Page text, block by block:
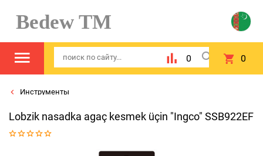
Bedew TM
0 0
Инструменты
Lobzik nasadka agaç kesmek üçin "Ingco" SSB922EF